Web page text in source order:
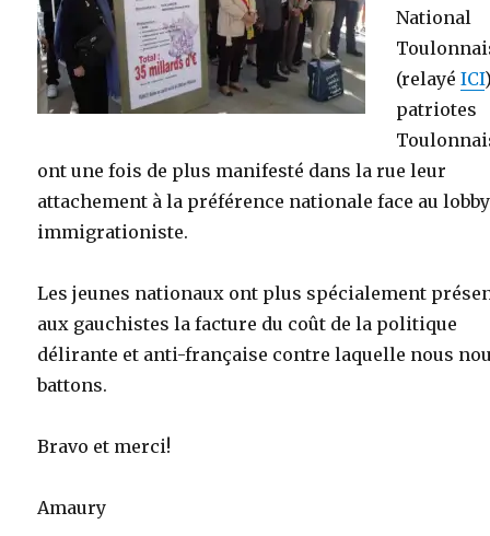
National
(relayéICI
patriotes
ont une fois de plus manifesté dans la rue leur
attachement à la préférence nationale face au lobby
immigrationiste.
Les jeunes nationaux ont plus spécialement
aux gauchistes la facture du coût de la politique
délirante et anti-française contre laquelle nous
battons.
Bravo et merci!
Amaury